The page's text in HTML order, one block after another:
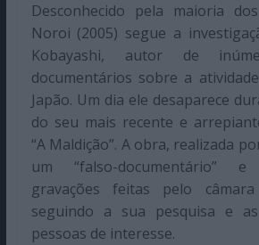
Desconhecido pela maioria
Noroi (2005) segue a
Kobayashi, autor de
documentários sobre a
Japão. Um dia ele desaparece
do seu mais recente e
“A Maldição”. A obra, realizada
um “falso-documentário”
gravações feitas pelo
seguindo a sua pesquisa e
pessoas de interesse.